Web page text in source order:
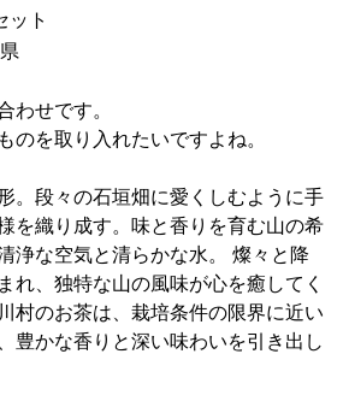
ット
わせです。
のを取り入れたいですよね。
。段々の石垣畑に愛くしむように手
を織り成す。味と香りを育む山の希
浄な空気と清らかな水。 燦々と降
れ、独特な山の風味が心を癒してく
村のお茶は、栽培条件の限界に近い
豊かな香りと深い味わいを引き出し